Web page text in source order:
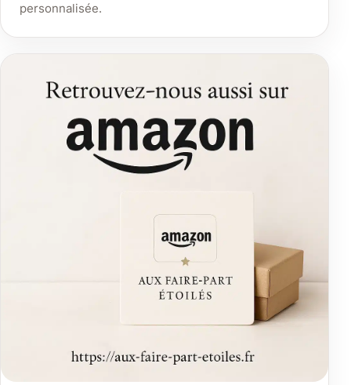
personnalisée.